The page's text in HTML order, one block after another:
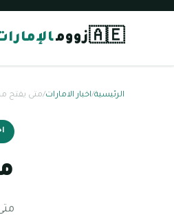
🇦🇪زووم
الرئيسية/اخبار الامارات/متى يفتح